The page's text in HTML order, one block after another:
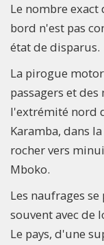
Le nombre
bord n'est pas
état de disparus.
La pirogue
passagers et
l'extrémité nord
Karamba, dans
rocher vers
Mboko.
Les naufrages
souvent avec de
Le pays, d'une